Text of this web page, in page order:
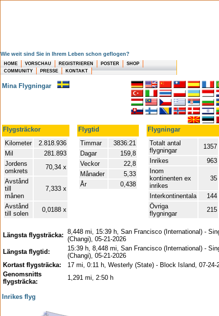
Wie weit sind Sie in Ihrem Leben schon geflogen?
HOME VORSCHAU REGISTRIEREN POSTER
SHOP
COMMUNITY
PRESSE KONTAKT
Mina Flygningar
Flygsträckor Flygtid
Flygningar
Kilometer
2.818.936
Mil
281.893
Jordens
omkrets
70,34 x
Avstånd
till
månen
7,333 x
Avstånd
till solen
0,0188 x
Timmar
3836:21
Dagar
159,8
Veckor
22,8
Månader
5,33
År
0,438
Totalt antal
flygningar
1357
Inrikes
963
Inom
kontinenten ex
inrikes
35
Interkontinentala
144
Övriga
flygningar
215
Längsta flygsträcka: 8,448 mi, 15:39 h, San Francisco (International) -
(Changi), 05-21-2026
Längsta flygtid:
15:39 h, 8,448 mi, San Francisco (International) -
(Changi), 05-21-2026
Kortast flygsträcka:
17 mi, 0:11 h, Westerly (State) - Block Island, 07-24-
Genomsnitts
flygsträcka:
1,291 mi, 2:50 h
Inrikes flyg